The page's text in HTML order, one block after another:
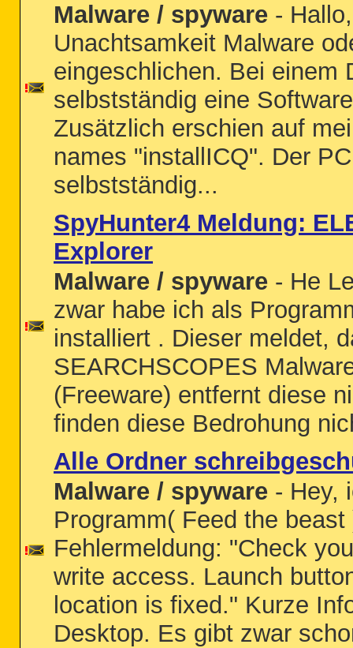
Malware / spyware -
Unachtsamkeit Malware
eingeschlichen. Bei einem
selbstständig eine
Zusätzlich erschien auf
names "installICQ". Der
selbstständig...
SpyHunter4 Meldung:
Explorer
Malware / spyware - He
zwar habe ich als
installiert . Dieser meldet,
SEARCHSCOPES
(Freeware) entfernt diese
finden diese Bedrohung
Alle Ordner
Malware / spyware - Hey,
Programm( Feed the
Fehlermeldung: "Check
write access. Launch
location is fixed." Kurze
Desktop. Es gibt zwar